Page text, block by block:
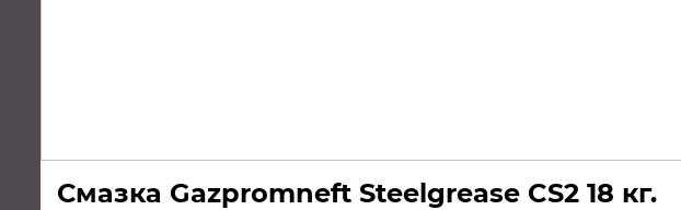
Смазка Gazpromneft Steelgrease CS2 18 кг.